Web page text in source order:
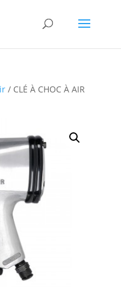
/ CLÉ À CHOC À AIR